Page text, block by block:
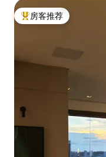
热门「房客推荐」
房客推荐